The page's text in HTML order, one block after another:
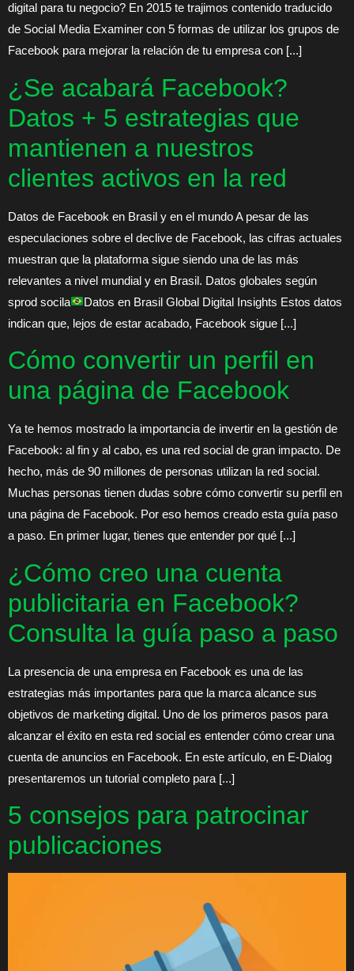
digital para tu negocio? En 2015 te trajimos contenido traducido
de Social Media Examiner con 5 formas de utilizar los grupos de
Facebook para mejorar la relación de tu empresa con [...]
¿Se acabará Facebook?
Datos + 5 estrategias que
mantienen a nuestros
clientes activos en la red
Datos de Facebook en Brasil y en el mundo A pesar de las
especulaciones sobre el declive de Facebook, las cifras actuales
muestran que la plataforma sigue siendo una de las más
relevantes a nivel mundial y en Brasil. Datos globales según
sprod socila
Datos en Brasil Global Digital Insights Estos datos
indican que, lejos de estar acabado, Facebook sigue [...]
Cómo convertir un perfil en
una página de Facebook
Ya te hemos mostrado la importancia de invertir en la gestión de
Facebook: al fin y al cabo, es una red social de gran impacto. De
hecho, más de 90 millones de personas utilizan la red social.
Muchas personas tienen dudas sobre cómo convertir su perfil en
una página de Facebook. Por eso hemos creado esta guía paso
a paso. En primer lugar, tienes que entender por qué [...]
¿Cómo creo una cuenta
publicitaria en Facebook?
Consulta la guía paso a paso
La presencia de una empresa en Facebook es una de las
estrategias más importantes para que la marca alcance sus
objetivos de marketing digital. Uno de los primeros pasos para
alcanzar el éxito en esta red social es entender cómo crear una
cuenta de anuncios en Facebook. En este artículo, en E-Dialog
presentaremos un tutorial completo para [...]
5 consejos para patrocinar
publicaciones